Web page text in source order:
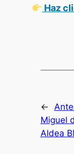
Haz
←
Miguel
Aldea